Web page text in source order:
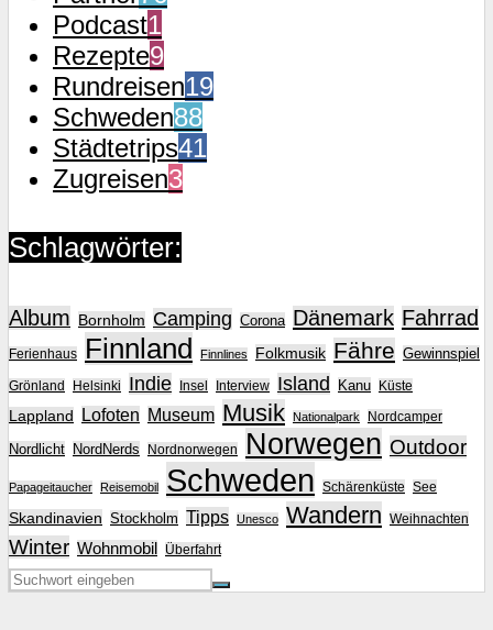
Podcast1
Rezepte9
Rundreisen19
Schweden88
Städtetrips41
Zugreisen3
Schlagwörter:
Album Bornholm Camping Corona Dänemark Fahrrad
Ferienhaus Finnland Finnlines Folkmusik Fähre Gewinnspiel
Grönland Helsinki Indie Insel Interview Island Kanu Küste
Lappland Lofoten Museum Musik Nationalpark Nordcamper
Nordlicht NordNerds Nordnorwegen Norwegen Outdoor
Papageitaucher Reisemobil Schweden Schärenküste See
Skandinavien Stockholm Tipps Unesco Wandern Weihnachten
Winter Wohnmobil Überfahrt